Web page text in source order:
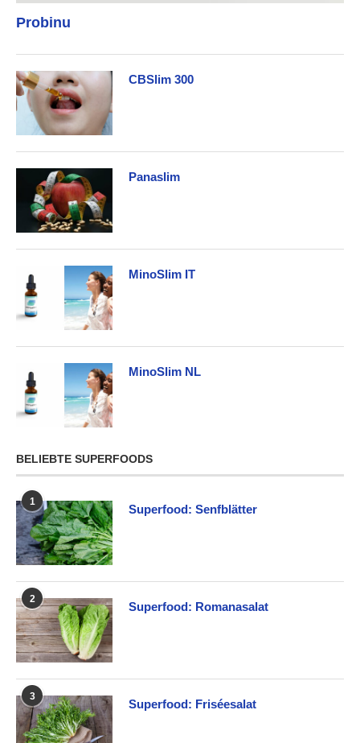
Probinu
CBSlim 300
Panaslim
MinoSlim IT
MinoSlim NL
BELIEBTE SUPERFOODS
1
Superfood: Senfblätter
2
Superfood: Romanasalat
3
Superfood: Friséesalat